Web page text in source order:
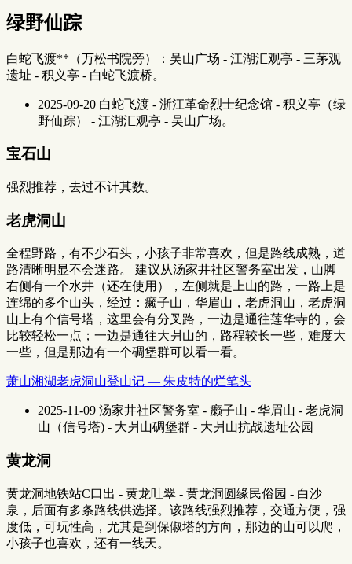
绿野仙踪
白蛇飞渡**（万松书院旁）：吴山广场 - 江湖汇观亭 - 三茅观
遗址 - 积义亭 - 白蛇飞渡桥。
2025-09-20 白蛇飞渡 - 浙江革命烈士纪念馆 - 积义亭（绿
野仙踪） - 江湖汇观亭 - 吴山广场。
宝石山
强烈推荐，去过不计其数。
老虎洞山
全程野路，有不少石头，小孩子非常喜欢，但是路线成熟，道
路清晰明显不会迷路。 建议从汤家井社区警务室出发，山脚
右侧有一个水井（还在使用），左侧就是上山的路，一路上是
连绵的多个山头，经过：癞子山，华眉山，老虎洞山，老虎洞
山上有个信号塔，这里会有分叉路，一边是通往莲华寺的，会
比较轻松一点；一边是通往大爿山的，路程较长一些，难度大
一些，但是那边有一个碉堡群可以看一看。
萧山湘湖老虎洞山登山记 — 朱皮特的烂笔头
2025-11-09 汤家井社区警务室 - 癞子山 - 华眉山 - 老虎洞
山（信号塔) - 大爿山碉堡群 - 大爿山抗战遗址公园
黄龙洞
黄龙洞地铁站C口出 - 黄龙吐翠 - 黄龙洞圆缘民俗园 - 白沙
泉，后面有多条路线供选择。该路线强烈推荐，交通方便，强
度低，可玩性高，尤其是到保俶塔的方向，那边的山可以爬，
小孩子也喜欢，还有一线天。